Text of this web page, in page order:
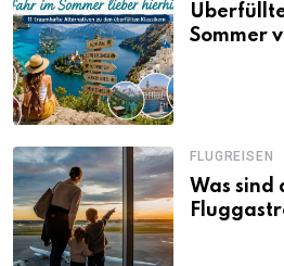
Sommer
FLUGREISEN
Was sind